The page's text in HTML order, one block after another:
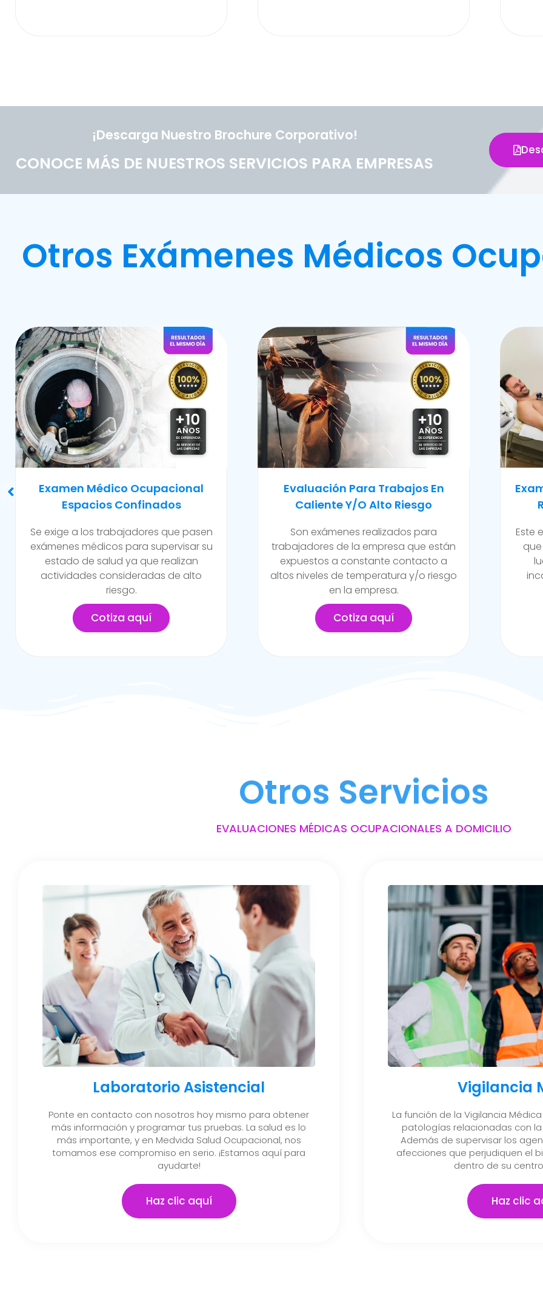
¡Descarga Nuestro Brochure Corporativo!
CONOCE MÁS DE NUESTROS SERVICIOS PARA EMPRESAS
Otros Exámenes Médicos
Evaluación Para Trabajos En
Caliente Y/o Alto Riesgo
Son exámenes realizados para
trabajadores de la empresa que están
expuestos a constante contacto a
altos niveles de temperatura y/o riesgo
en la empresa.
Cotiza aquí
Examen Médico Ocupacional De
Reincorporación Laboral
Este examen se realiza al colaborador
que se incorpora a la organización
luego de haber sufrido alguna
incapacidad temporal propia del
trabajo.
Cotiza aquí
Se
de
Otros Servicios
EVALUACIONES MÉDICAS OCUPACIONALES A DOMICILIO
Laboratorio Asistencial
Ponte en contacto con nosotros hoy mismo para obtener
más información y programar tus pruebas. La salud es lo
más importante, y en Medvida Salud Ocupacional, nos
tomamos ese compromiso en serio. ¡Estamos aquí para
ayudarte!
Haz clic aquí
Vigilancia
La función de la Vigilancia
patologías relacionadas con
Además de supervisar los
afecciones que perjudiquen el
dentro de su
Haz clic